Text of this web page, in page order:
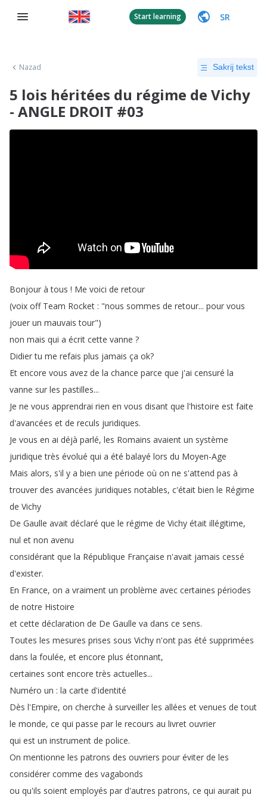
Start learning SR
Nazad Sakrij tekst
5 lois héritées du régime de Vichy
- ANGLE DROIT #03
Bonjour à tous ! Me voici de retour
(voix off Team Rocket : "nous sommes de retour... pour vous
jouer un mauvais tour")
non mais qui a écrit cette vanne ?
Didier tu me refais plus jamais ça ok?
Et encore vous avez de la chance parce que j'ai censuré la
vanne sur les pastilles...
Je ne vous apprendrai rien en vous disant que l'histoire est faite
d'avancées et de reculs juridiques.
Je vous en ai déjà parlé, les Romains avaient un système
juridique très évolué qui a été balayé lors du Moyen-Age
Mais alors, s'il y a bien une période où on ne s'attend pas à
trouver des avancées juridiques notables, c'était bien le Régime
de Vichy
De Gaulle avait déclaré que le régime de Vichy était illégitime,
nul et non avenu
considérant que la République Française n'avait jamais cessé
d'exister.
En France, on a vraiment un problème avec certaines périodes
de notre Histoire
et cette déclaration de De Gaulle va dans ce sens.
Toutes les mesures prises sous Vichy n'ont pas été supprimées
dans la foulée, et encore plus étonnant,
certaines sont encore très actuelles...
Numéro un : la carte d'identité
Dès l'Empire, on cherche à surveiller les allées et venues de tout
le monde, ce qui passe par le recours au livret ouvrier
qui est un instrument de police.
On mentionne les patrons des ouvriers pour éviter de les
considérer comme des vagabonds
ou qu'ils soient employés par d'autres patrons, ce qui aurait pu